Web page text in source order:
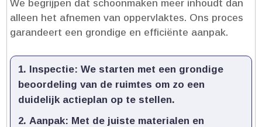
We begrijpen dat schoonmaken meer inhoudt dan
alleen het afnemen van oppervlaktes.​ Ons proces
garandeert een grondige en efficiënte aanpak.​
Inspectie: We starten met een grondige
beoordeling van de ruimtes om zo een
duidelijk actieplan op te stellen.​
Aanpak: Met de juiste materialen en